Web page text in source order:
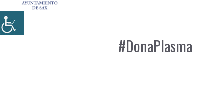
#DonaPlasma